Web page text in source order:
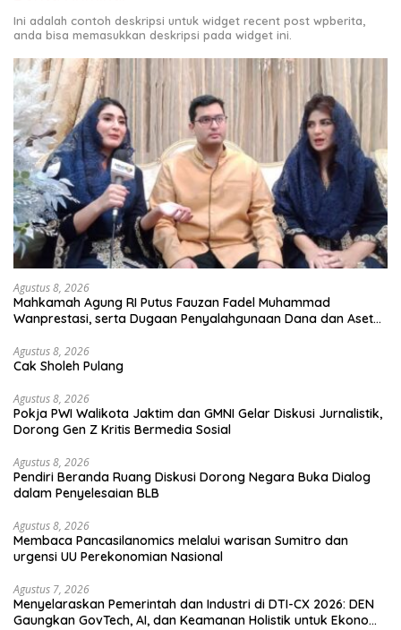
Ini adalah contoh deskripsi untuk widget recent post wpberita,
anda bisa memasukkan deskripsi pada widget ini.
Agustus 8, 2026
Mahkamah Agung RI Putus Fauzan Fadel Muhammad
Wanprestasi, serta Dugaan Penyalahgunaan Dana dan Aset
Agustus 8, 2026
Cak Sholeh Pulang
Agustus 8, 2026
Pokja PWI Walikota Jaktim dan GMNI Gelar Diskusi Jurnalistik,
Dorong Gen Z Kritis Bermedia Sosial
Agustus 8, 2026
Pendiri Beranda Ruang Diskusi Dorong Negara Buka Dialog
dalam Penyelesaian BLB
Agustus 8, 2026
Membaca Pancasilanomics melalui warisan Sumitro dan
urgensi UU Perekonomian Nasional
Agustus 7, 2026
Menyelaraskan Pemerintah dan Industri di DTI-CX 2026: DEN
Gaungkan GovTech, AI, dan Keamanan Holistik untuk Ekonomi